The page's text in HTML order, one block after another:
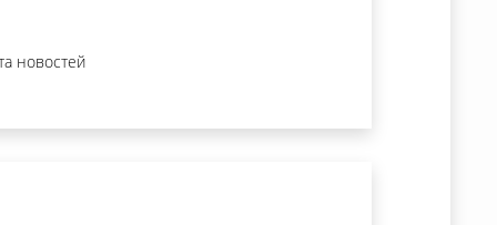
новостей